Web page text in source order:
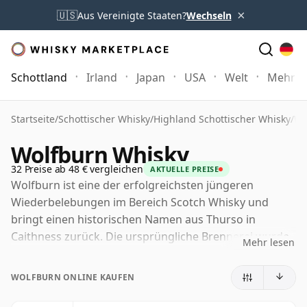
🇺🇸Aus Vereinigte Staaten?Wechseln ×
Schottland Irland Japan USA Welt Mehr
Startseite/Schottischer Whisky/Highland Schottischer Whisky/
Wolfburn Whisky
32 Preise ab 48 € vergleichen AKTUELLE PREISE
Wolfburn ist eine der erfolgreichsten jüngeren
Wiederbelebungen im Bereich Scotch Whisky und
bringt einen historischen Namen aus Thurso in
Caithness zurück. Die ursprüngliche Brennerei wurde
die moderne Produktion wurde 2013 an einem neuen
Mehr lesen
WOLFBURN ONLINE KAUFEN